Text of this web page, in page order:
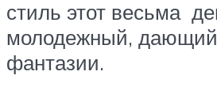
стиль этот весьма
молодежный,
фантазии.